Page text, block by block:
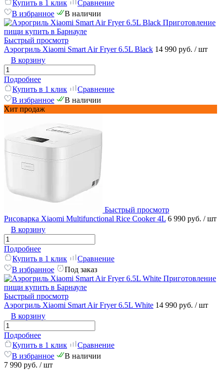
Купить в 1 клик
Сравнение
В избранное
В наличии
Быстрый просмотр
Аэрогриль Xiaomi Smart Air Fryer 6.5L Black 14 990 руб. / шт
В корзину
Подробнее
Купить в 1 клик
Сравнение
В избранное
В наличии
Хит продаж
Быстрый просмотр
Рисоварка Xiaomi Multifunctional Rice Cooker 4L 6 990 руб. / шт
В корзину
Подробнее
Купить в 1 клик
Сравнение
В избранное
Под заказ
Быстрый просмотр
Аэрогриль Xiaomi Smart Air Fryer 6.5L White 14 990 руб. / шт
В корзину
Подробнее
Купить в 1 клик
Сравнение
В избранное
В наличии
7 990 руб. / шт